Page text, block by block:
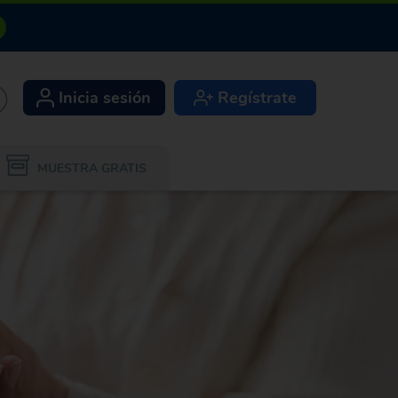
Inicia sesión Regístrate
MUESTRA GRATIS